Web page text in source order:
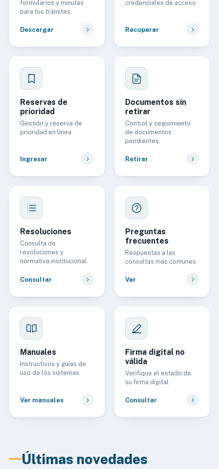
formularios y minutas
para tus trámites.
Descargar
credenciales de acceso.
Recuperar
Reservas de
prioridad
Gestión y reserva de
prioridad en línea.
Ingresar
Documentos sin
retirar
Control y seguimiento
de documentos
pendientes.
Retirar
Resoluciones
Consulta de
resoluciones y
normativa institucional.
Consultar
Preguntas
frecuentes
Respuestas a las
consultas más comunes.
Ver
Manuales
Instructivos y guías de
uso de los sistemas.
Ver manuales
Firma digital no
válida
Verifique el estado de
su firma digital.
Consultar
Últimas novedades